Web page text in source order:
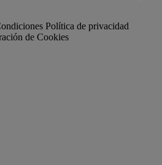
Política de privacidad
de Cookies